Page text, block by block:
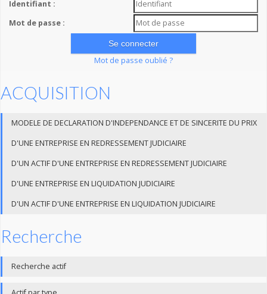
Identifiant :
Mot de passe :
Mot de passe oublié ?
ACQUISITION
MODELE DE DECLARATION D'INDEPENDANCE ET DE SINCERITE DU PRIX
D'UNE ENTREPRISE EN REDRESSEMENT JUDICIAIRE
D'UN ACTIF D'UNE ENTREPRISE EN REDRESSEMENT JUDICIAIRE
D'UNE ENTREPRISE EN LIQUIDATION JUDICIAIRE
D'UN ACTIF D'UNE ENTREPRISE EN LIQUIDATION JUDICIAIRE
Recherche
Recherche actif